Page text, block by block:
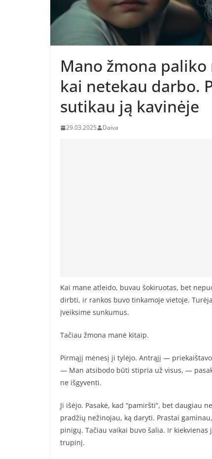
Mano žmona
kai netekau darbo.
sutikau ją kavinėje
29.03.2025 Daiva
Kai mane atleido, buvau šokiruotas, bet
dirbti, ir rankos buvo tinkamoje vietoje.
įveiksime sunkumus.
Tačiau žmona manė kitaip.
Pirmąjį mėnesį ji tylėjo. Antrąjį —
— Man atsibodo būti stipria už visus, —
ne išgyventi.
Ji išėjo. Pasakė, kad “pamiršti”, bet
pradžių nežinojau, ką daryti. Prastai
pinigų. Tačiau vaikai buvo šalia. Ir
trupinį.